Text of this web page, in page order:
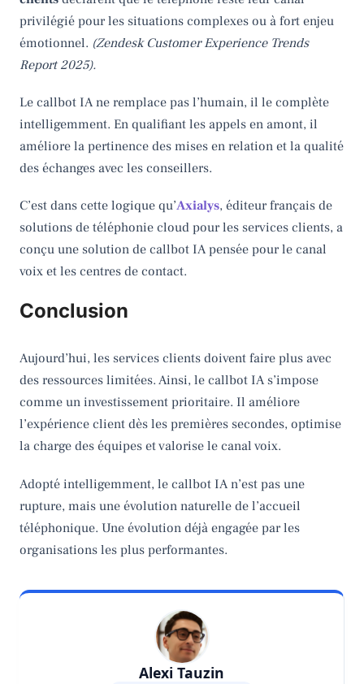
privilégié pour les situations complexes ou à fort enjeu
émotionnel. (Zendesk Customer Experience Trends
Report 2025).
Le callbot IA ne remplace pas l’humain, il le complète
intelligemment. En qualifiant les appels en amont, il
améliore la pertinence des mises en relation et la qualité
des échanges avec les conseillers.
C’est dans cette logique qu’Axialys, éditeur français de
solutions de téléphonie cloud pour les services clients, a
conçu une solution de callbot IA pensée pour le canal
voix et les centres de contact.
Conclusion
Aujourd’hui, les services clients doivent faire plus avec
des ressources limitées. Ainsi, le callbot IA s’impose
comme un investissement prioritaire. Il améliore
l’expérience client dès les premières secondes, optimise
la charge des équipes et valorise le canal voix.
Adopté intelligemment, le callbot IA n’est pas une
rupture, mais une évolution naturelle de l’accueil
téléphonique. Une évolution déjà engagée par les
organisations les plus performantes.
Alexi Tauzin